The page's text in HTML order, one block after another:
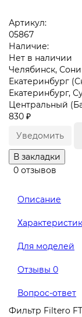
Артикул:
05867
Наличие:
Нет в наличии
Челябинск,
Екатеринбург
Екатеринбург,
Центральный
830 ₽
Уведомить
В закладки
0 отзывов
Описание
Для моделей
Отзывы 0
Вопрос-ответ
Фильтр Filtero